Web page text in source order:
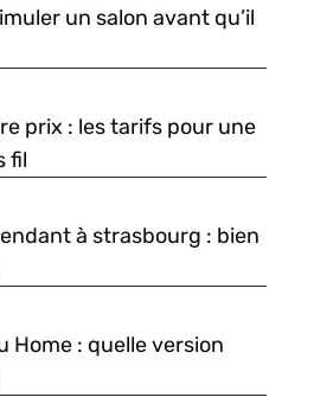
un salon avant qu’il
prix : les tarifs pour une
fil
à strasbourg : bien
Home : quelle version